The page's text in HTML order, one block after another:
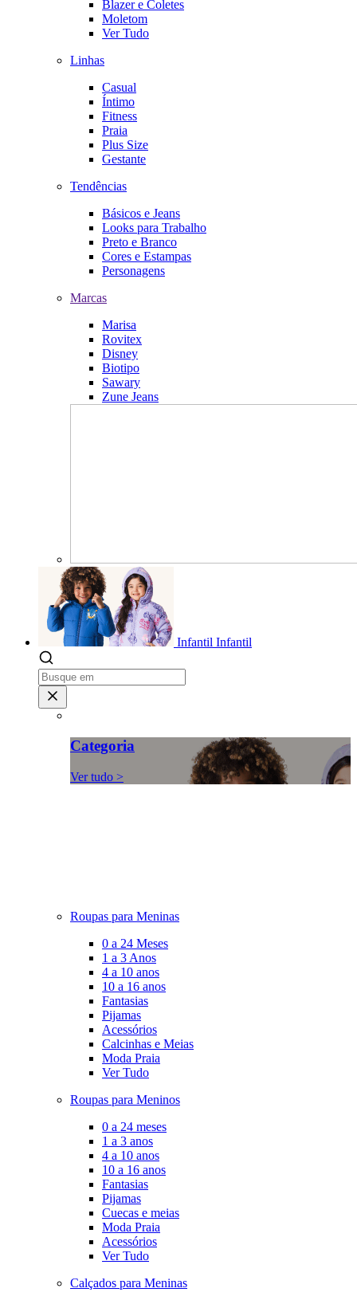
Blazer e Coletes
Moletom
Ver Tudo
Linhas
Casual
Íntimo
Fitness
Praia
Plus Size
Gestante
Tendências
Básicos e Jeans
Looks para Trabalho
Preto e Branco
Cores e Estampas
Personagens
Marcas
Marisa
Rovitex
Disney
Biotipo
Sawary
Zune Jeans
Infantil Infantil
Categoria
Ver tudo >
Roupas para Meninas
0 a 24 Meses
1 a 3 Anos
4 a 10 anos
10 a 16 anos
Fantasias
Pijamas
Acessórios
Calcinhas e Meias
Moda Praia
Ver Tudo
Roupas para Meninos
0 a 24 meses
1 a 3 anos
4 a 10 anos
10 a 16 anos
Fantasias
Pijamas
Cuecas e meias
Moda Praia
Acessórios
Ver Tudo
Calçados para Meninas